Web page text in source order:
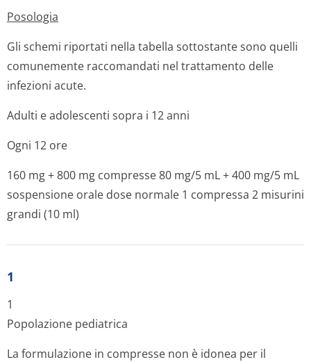
Posologia
Gli schemi riportati nella tabella sottostante sono quelli
comunemente raccomandati nel trattamento delle
infezioni acute.
Adulti e adolescenti sopra i 12 anni
Ogni 12 ore
160 mg + 800 mg compresse 80 mg/5 mL + 400 mg/5 mL
sospensione orale dose normale 1 compressa 2 misurini
grandi (10 ml)
1
1
Popolazione pediatrica
La formulazione in compresse non è idonea per il